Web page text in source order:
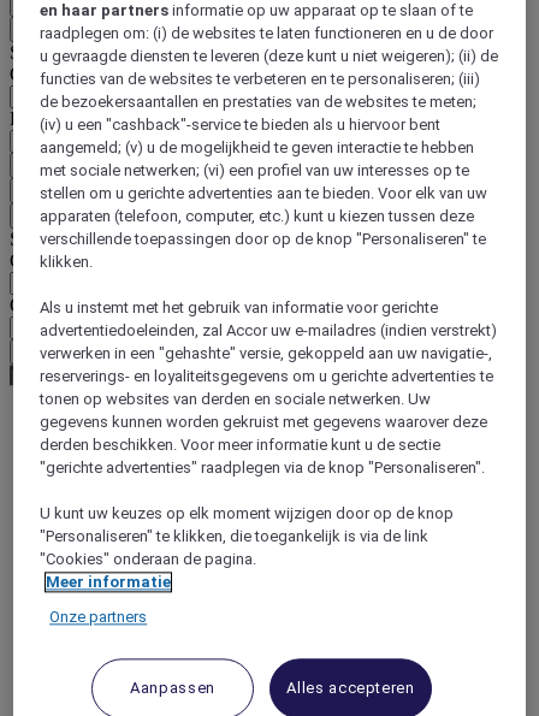
Terug
Selecteer hieronder uw land en taal
Geografische zone
Land/regio-taal
Bevestig mijn land en taal
EUR (€)
Terug
Selecteer hieronder uw valuta
Geografische zone
Offerte
Bevestig mijn valuta
World
South America
Ceará
Maracanau
en haar partners informatie op uw apparaat op te slaan of te
raadplegen om: (i) de websites te laten functioneren en u de door
u gevraagde diensten te leveren (deze kunt u niet weigeren); (ii) de
functies van de websites te verbeteren en te personaliseren; (iii)
de bezoekersaantallen en prestaties van de websites te meten;
(iv) u een "cashback"-service te bieden als u hiervoor bent
aangemeld; (v) u de mogelijkheid te geven interactie te hebben
met sociale netwerken; (vi) een profiel van uw interesses op te
stellen om u gerichte advertenties aan te bieden. Voor elk van uw
apparaten (telefoon, computer, etc.) kunt u kiezen tussen deze
verschillende toepassingen door op de knop "Personaliseren" te
klikken.
Als u instemt met het gebruik van informatie voor gerichte
advertentiedoeleinden, zal Accor uw e-mailadres (indien verstrekt)
verwerken in een "gehashte" versie, gekoppeld aan uw navigatie-,
reserverings- en loyaliteitsgegevens om u gerichte advertenties te
tonen op websites van derden en sociale netwerken. Uw
gegevens kunnen worden gekruist met gegevens waarover deze
derden beschikken. Voor meer informatie kunt u de sectie
"gerichte advertenties" raadplegen via de knop "Personaliseren".
U kunt uw keuzes op elk moment wijzigen door op de knop
"Personaliseren" te klikken, die toegankelijk is via de link
"Cookies" onderaan de pagina.
Meer informatie
Onze partners
Aanpassen Alles accepteren